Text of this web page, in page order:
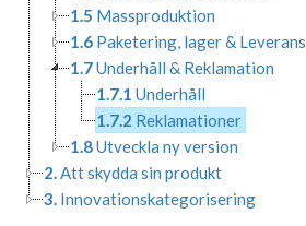
1.5 Massproduktion
1.6 Paketering, lager & Leverans
1.7Underhåll & Reklamation
1.7.1 Underhåll
1.7.2 Reklamationer
1.8Utveckla ny version
2.Att skydda sin produkt
3. Innovationskategorisering